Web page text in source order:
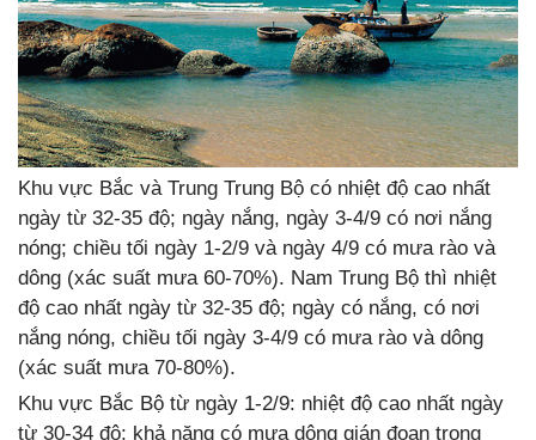
Khu vực Bắc và Trung Trung Bộ có nhiệt độ cao nhất
ngày từ 32-35 độ; ngày nắng, ngày 3-4/9 có nơi nắng
nóng; chiều tối ngày 1-2/9 và ngày 4/9 có mưa rào và
dông (xác suất mưa 60-70%). Nam Trung Bộ thì nhiệt
độ cao nhất ngày từ 32-35 độ; ngày có nắng, có nơi
nắng nóng, chiều tối ngày 3-4/9 có mưa rào và dông
(xác suất mưa 70-80%).
Khu vực Bắc Bộ từ ngày 1-2/9: nhiệt độ cao nhất ngày
từ 30-34 độ; khả năng có mưa dông gián đoạn trong